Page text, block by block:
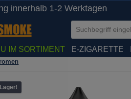
springen
innerhalb 1-2 Werktagen
IM SORTIMENT E-ZIGARETTE